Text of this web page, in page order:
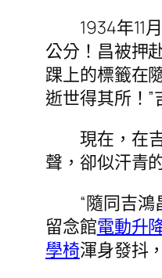
1934年11
公分！昌被押
踝上的標籤在
逝世得其所！
現在，在
聲，卻似汗青
“隨同吉
留念館電動升
學椅渾身發抖